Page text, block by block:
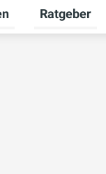
umschalten
Karriere umschalten
Untermenü
Ratgeber